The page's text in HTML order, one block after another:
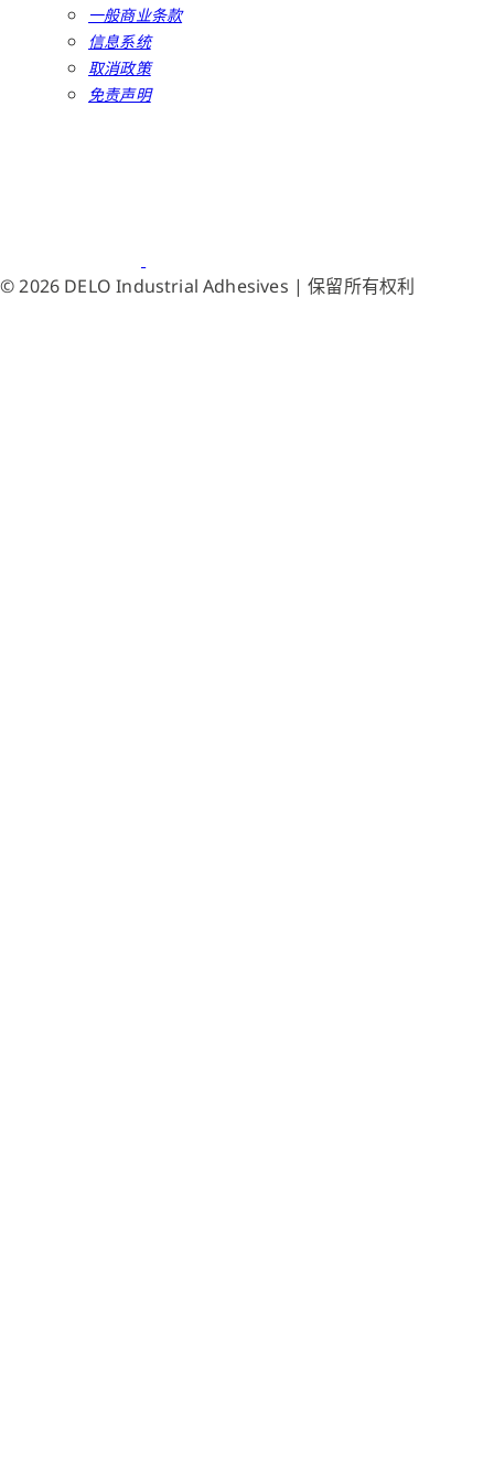
一般商业条款
信息系统
取消政策
免责声明
© 2026 DELO Industrial Adhesives | 保留所有权利